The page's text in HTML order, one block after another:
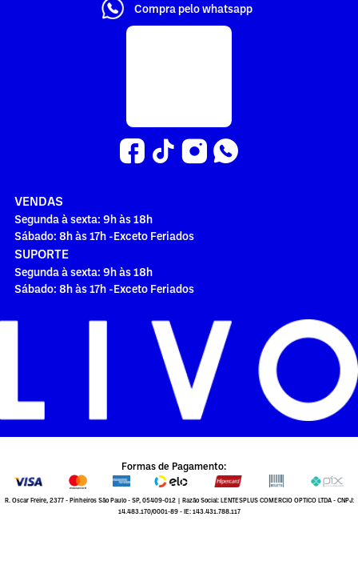
Compra pelo whatsapp
VENDAS
Segunda à sexta: 9h às 18h
Sábado: 8h às 17h -Exceto Feriados
SUPORTE
Segunda à sexta: 9h às 18h
Sábado: 8h às 17h -Exceto Feriados
Formas de Pagamento:
R. Oscar Freire, 2377 - Pinheiros São Paulo - SP, 05409-012 | Razão Social: LENTESPLUS COMERCIO OPTICO LTDA - CNPJ:
14.483.170/0001-89 - IE: 143.431.788.117